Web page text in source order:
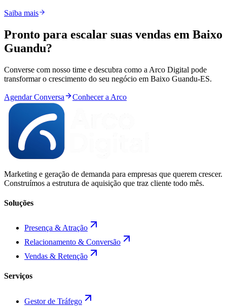
Saiba mais
Pronto para escalar suas vendas em Baixo
Guandu?
Converse com nosso time e descubra como a Arco Digital pode
transformar o crescimento do seu negócio em Baixo Guandu-ES.
Agendar Conversa Conhecer a Arco
Marketing e geração de demanda para empresas que querem crescer.
Construímos a estrutura de aquisição que traz cliente todo mês.
Soluções
Presença & Atração
Relacionamento & Conversão
Vendas & Retenção
Serviços
Gestor de Tráfego